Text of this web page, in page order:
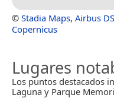
© Stadia Maps, Airbus DS
Copernicus
Lugares
Los puntos destacados
Laguna y Parque